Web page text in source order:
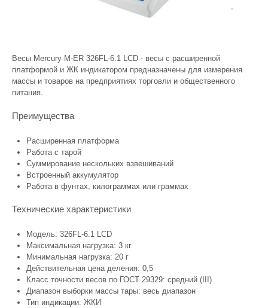
Весы Mercury M-ER 326FL-6.1 LCD - весы с расширенной
платформой и ЖК индикатором предназначены для измерения
массы и товаров на предприятиях торговли и общественного
питания.
Преимущества
Расширенная платформа
Работа с тарой
Суммирование нескольких взвешиваний
Встроенный аккумулятор
Работа в фунтах, килограммах или граммах
Технические характеристики
Модель: 326FL-6.1 LCD
Максимальная нагрузка: 3 кг
Минимальная нагрузка: 20 г
Действительная цена деления: 0,5
Класс точности весов по ГОСТ 29329: средний (III)
Диапазон выборки массы тары: весь диапазон
Тип индикации: ЖКИ